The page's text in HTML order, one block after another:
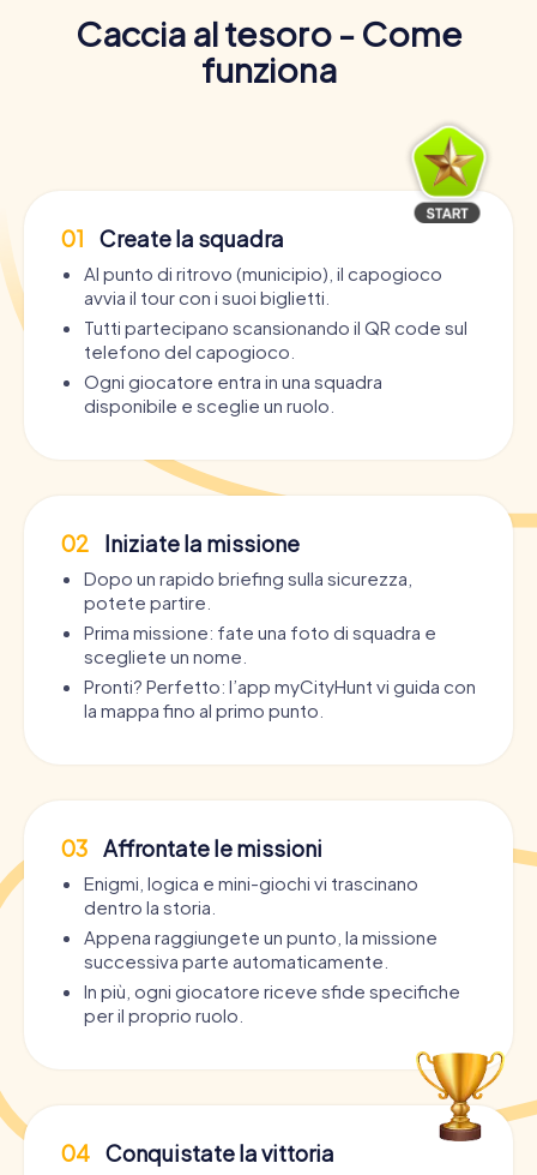
Caccia al tesoro - Come
funziona
01 Create la squadra
Al punto di ritrovo (municipio), il capogioco
avvia il tour con i suoi biglietti.
Tutti partecipano scansionando il QR code sul
telefono del capogioco.
Ogni giocatore entra in una squadra
disponibile e sceglie un ruolo.
02 Iniziate la missione
Dopo un rapido briefing sulla sicurezza,
potete partire.
Prima missione: fate una foto di squadra e
scegliete un nome.
Pronti? Perfetto: l’app myCityHunt vi guida con
la mappa fino al primo punto.
03 Affrontate le missioni
Enigmi, logica e mini-giochi vi trascinano
dentro la storia.
Appena raggiungete un punto, la missione
successiva parte automaticamente.
In più, ogni giocatore riceve sfide specifiche
per il proprio ruolo.
04 Conquistate la vittoria